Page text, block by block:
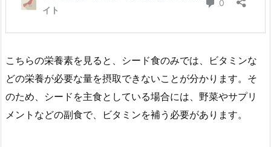
こちらの栄養素を見ると、シード食のみでは、ビタミンな
どの栄養が必要な量を摂取できないことが分かります。そ
のため、シードを主食としている場合には、野菜やサプリ
メントなどの副食で、ビタミンを補う必要があります。